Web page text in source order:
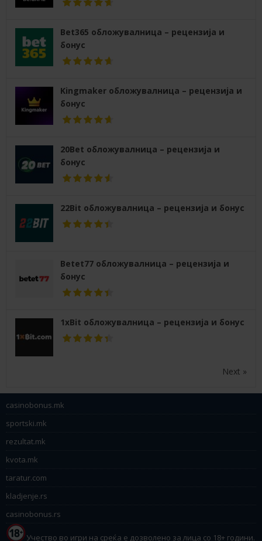
Bet365 обложувалница – рецензија и
бонус
Kingmaker обложувалница – рецензија и
бонус
20Bet обложувалница – рецензија и
бонус
22Bit обложувалница – рецензија и бонус
Betet77 обложувалница – рецензија и
бонус
1xBit обложувалница – рецензија и бонус
Next »
casinobonus.mk
sportski.mk
rezultat.mk
kvota.mk
taratur.com
kladjenje.rs
casinobonus.rs
Учество во игри на среќа е дозволено за лица со 18+ години.